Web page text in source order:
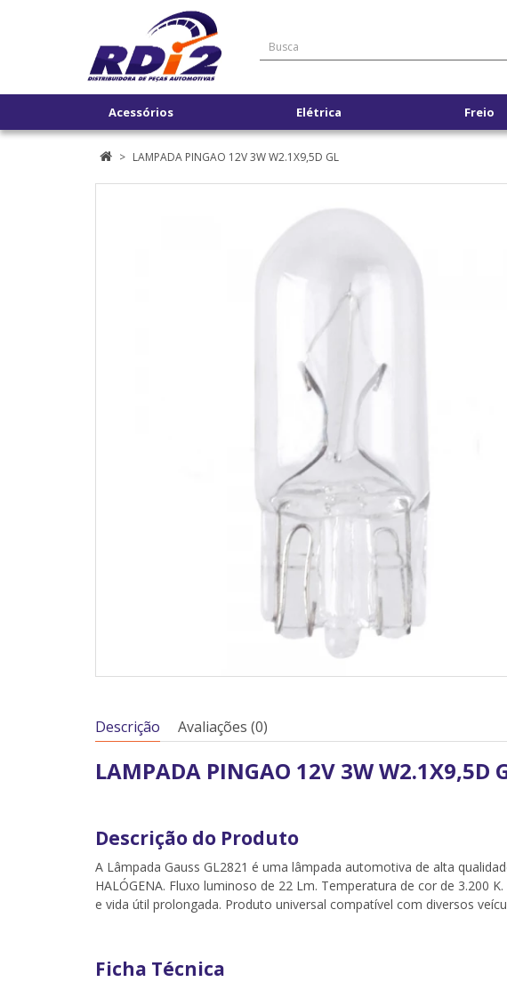
Acessórios Elétrica Freio
LAMPADA PINGAO 12V 3W W2.1X9,5D GL
Descrição Avaliações (0)
LAMPADA PINGAO 12V 3W W2.1X9,5D
Descrição do Produto
A Lâmpada Gauss GL2821 é uma lâmpada automotiva de alta
HALÓGENA. Fluxo luminoso de 22 Lm. Temperatura de cor de 3.200
e vida útil prolongada. Produto universal compatível com diversos
Ficha Técnica